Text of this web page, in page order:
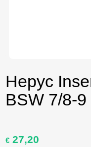
Hepyc
BSW 7/8-9
Oorspronkelijke
€ 27,20